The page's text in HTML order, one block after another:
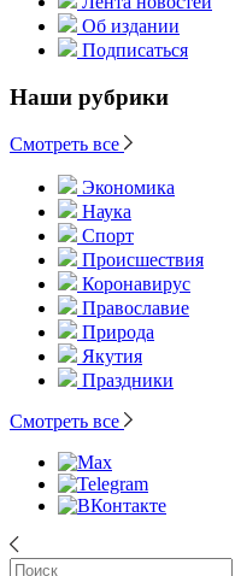
Об издании
Подписаться
Наши рубрики
Смотреть все
Экономика
Наука
Спорт
Происшествия
Коронавирус
Православие
Природа
Якутия
Праздники
Смотреть все